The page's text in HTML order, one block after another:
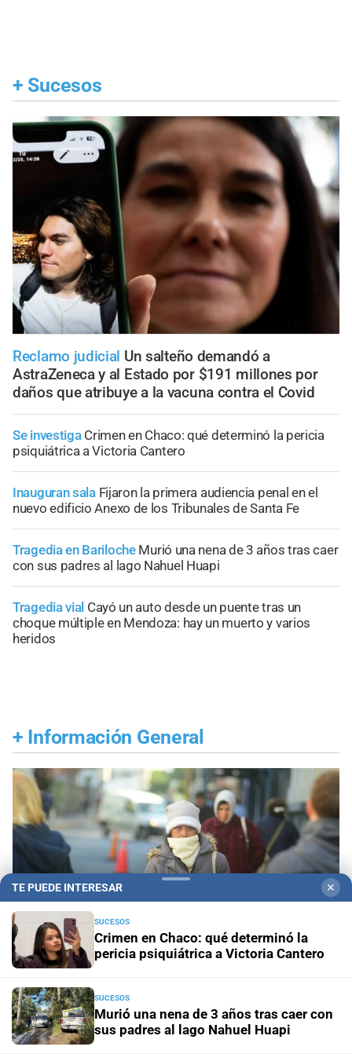
+ Sucesos
Reclamo judicial Un salteño demandó a
AstraZeneca y al Estado por $191 millones por
daños que atribuye a la vacuna contra el Covid
Se investiga Crimen en Chaco: qué determinó la pericia
psiquiátrica a Victoria Cantero
Inauguran sala Fijaron la primera audiencia penal en el
nuevo edificio Anexo de los Tribunales de Santa Fe
Tragedia en Bariloche Murió una nena de 3 años tras caer
con sus padres al lago Nahuel Huapi
Tragedia vial Cayó un auto desde un puente tras un
choque múltiple en Mendoza: hay un muerto y varios
heridos
+ Información General
Pronóstico nacional Frío extremo: 13 provincias
están bajo alerta amarilla por temperaturas bajas
TE PUEDE INTERESAR ✕
SUCESOS
Crimen en Chaco: qué determinó la
pericia psiquiátrica a Victoria Cantero
SUCESOS
Murió una nena de 3 años tras caer con
sus padres al lago Nahuel Huapi